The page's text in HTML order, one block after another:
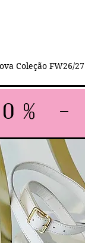
Coleção FW26/27
-